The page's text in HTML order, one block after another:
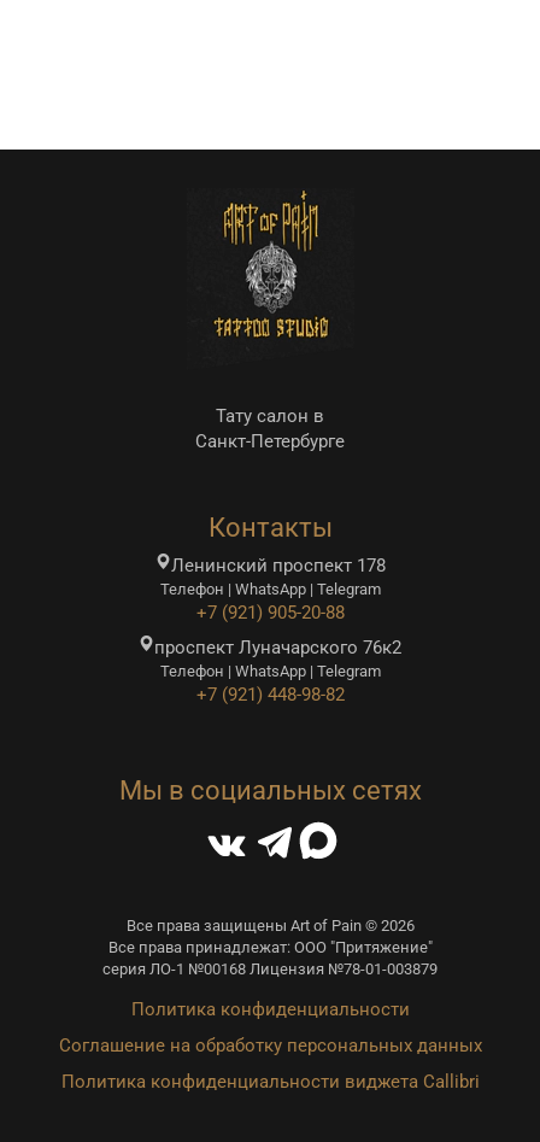
Тату салон в
Санкт-Петербурге
Контакты
Ленинский проспект 178
Телефон | WhatsApp | Telegram
+7 (921) 905-20-88
проспект Луначарского 76к2
Телефон | WhatsApp | Telegram
+7 (921) 448-98-82
Мы в социальных сетях
Все права защищены Art of Pain © 2026
Все права принадлежат: ООО "Притяжение"
серия ЛО-1 №00168 Лицензия №78-01-003879
Политика конфиденциальности
Соглашение на обработку персональных данных
Политика конфиденциальности виджета Callibri